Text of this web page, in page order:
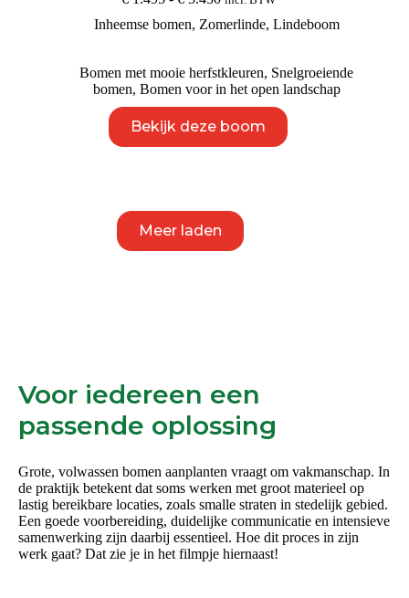
tot
Inheemse bomen, Zomerlinde, Lindeboom
Bomen met mooie herfstkleuren, Snelgroeiende
bomen, Bomen voor in het open landschap
Bekijk deze boom
product
heeft
optie
kan
gekozen
Meer laden
Voor iedereen een
passende oplossing
Grote, volwassen bomen aanplanten vraagt om vakmanschap. In
de praktijk betekent dat soms werken met groot materieel op
lastig bereikbare locaties, zoals smalle straten in stedelijk gebied.
Een goede voorbereiding, duidelijke communicatie en intensieve
samenwerking zijn daarbij essentieel. Hoe dit proces in zijn
werk gaat? Dat zie je in het filmpje hiernaast!